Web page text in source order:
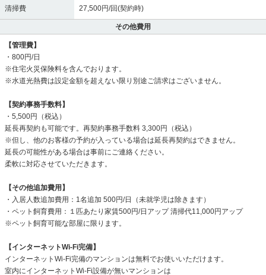
清掃費 27,500円/回(契約時)
その他費用
【管理費】
・800円/日
※住宅火災保険料を含んでおります。
※水道光熱費は設定金額を超えない限り別途ご請求はございません。
【契約事務手数料】
・5,500円（税込）
延長再契約も可能です。再契約事務手数料 3,300円（税込）
※但し、他のお客様の予約が入っている場合は延長再契約はできません。
延長の可能性がある場合は事前にご連絡ください。
柔軟に対応させていただきます。
【その他追加費用】
・入居人数追加費用：1名追加 500円/日（未就学児は除きます）
・ペット飼育費用：１匹あたり家賃500円/日アップ 清掃代11,000円アップ
※ペット飼育可能な部屋に限ります。
【インターネットWi-Fi完備】
インターネットWi-Fi完備のマンションは無料でお使いいただけます。
室内にインターネットWi-Fi設備が無いマンションは